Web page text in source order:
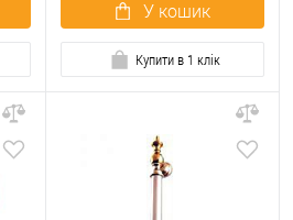
У кошик
Купити в 1 клік